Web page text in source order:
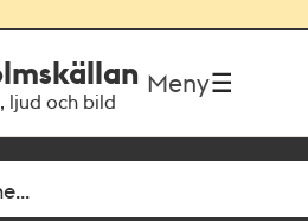
ljud och bild
Meny